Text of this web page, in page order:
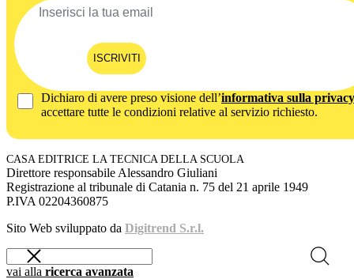
ISCRIVITI
Dichiaro di avere preso visione dell’informativa sulla privacy
accettare tutte le condizioni relative al servizio richiesto.
CASA EDITRICE LA TECNICA DELLA SCUOLA
Direttore responsabile Alessandro Giuliani
Registrazione al tribunale di Catania n. 75 del 21 aprile 1949
P.IVA 02204360875
Sito Web sviluppato da Digitrend S.r.l.
vai alla ricerca avanzata